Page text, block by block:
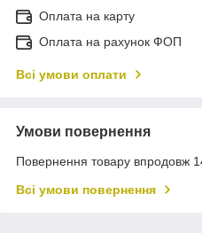
Оплата на карту
Оплата на рахунок ФОП
Всі умови оплати
Умови повернення
Повернення товару впродовж
Всі умови повернення